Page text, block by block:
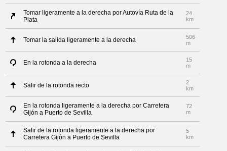
Tomar ligeramente a la derecha por Autovía Ruta de la
Plata
24
km
Tomar la salida ligeramente a la derecha
506
m
En la rotonda a la derecha
15
m
Salir de la rotonda recto
2
km
En la rotonda ligeramente a la derecha por Carretera
Gijón a Puerto de Sevilla
72
m
Salir de la rotonda ligeramente a la derecha por
Carretera Gijón a Puerto de Sevilla
5
km